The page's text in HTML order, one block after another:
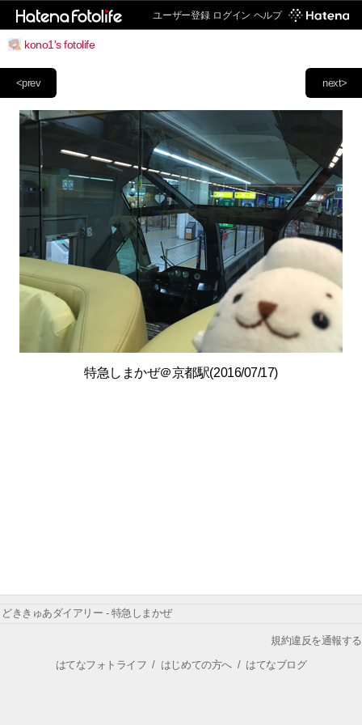
ユーザー登録 ログイン ヘルプ
kono1's fotolife
next>
<prev
特急しまかぜ＠京都駅(2016/07/17)
どききゅあダイアリー - 特急しまかぜ
規約違反を通報する
はてなフォトライフ / はじめての方へ/ はてなブログ